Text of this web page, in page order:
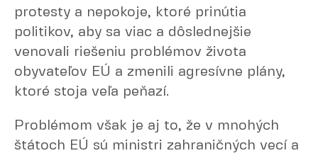
protesty a nepokoje, ktoré prinútia
politikov, aby sa viac a dôslednejšie
venovali riešeniu problémov života
obyvateľov EÚ a zmenili agresívne plány,
ktoré stoja veľa peňazí.
Problémom však je aj to, že v mnohých
štátoch EÚ sú ministri zahraničných vecí a